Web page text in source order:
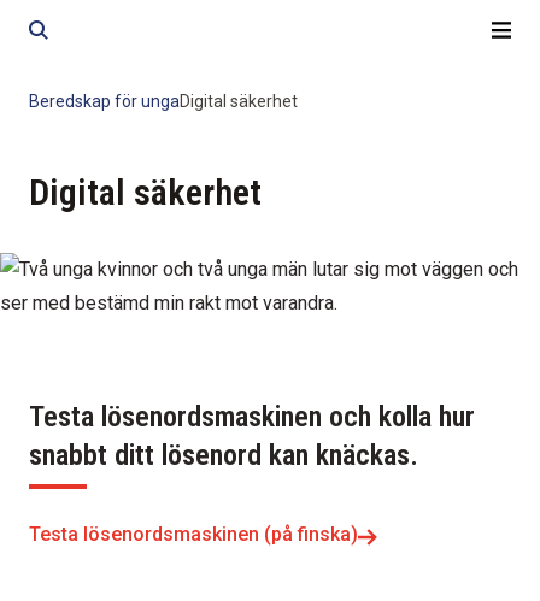
Beredskap för ungaDigital säkerhet
Digital säkerhet
Testa lösenordsmaskinen och kolla hur
snabbt ditt lösenord kan knäckas.
Testa lösenordsmaskinen (på finska)